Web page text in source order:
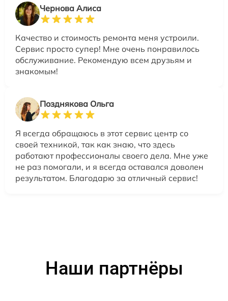
Чернова Алиса
Качество и стоимость ремонта меня устроили.
Сервис просто супер! Мне очень понравилось
обслуживание. Рекомендую всем друзьям и
знакомым!
Позднякова Ольга
Я всегда обращаюсь в этот сервис центр со
своей техникой, так как знаю, что здесь
работают профессионалы своего дела. Мне уже
не раз помогали, и я всегда оставался доволен
результатом. Благодарю за отличный сервис!
Наши партнёры